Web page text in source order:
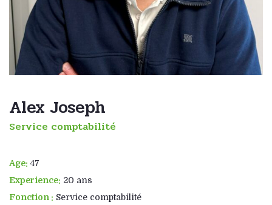
Alex Joseph
Service comptabilité
Age: 47
Experience: 20 ans
Fonction : Service comptabilité